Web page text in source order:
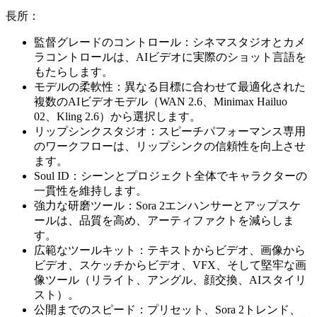
長所：
監督グレードのコントロール：シネマスタジオとカメ
ラコントロールは、AIビデオに実際のショット言語を
もたらします。
モデルの柔軟性：異なる目標に合わせて最適化された
複数のAIビデオモデル（WAN 2.6、Minimax Hailuo
02、Kling 2.6）から選択します。
リップシンクスタジオ：スピーチパフォーマンス専用
のワークフローは、リップシンクの信頼性を向上させ
ます。
Soul ID：シーンとプロジェクト全体でキャラクターの
一貫性を維持します。
強力な研磨ツール：Sora 2エンハンサーとアップスケ
ールは、品質を高め、アーティファクトを減らしま
す。
広範なツールキット：テキストからビデオ、画像から
ビデオ、スケッチからビデオ、VFX、そして堅牢な画
像ツール（リライト、アングル、顔交換、AIスタイリ
スト）。
公開までのスピード：プリセット、Sora 2トレンド、